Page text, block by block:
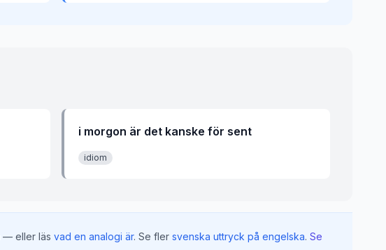
i morgon är det kanske för sent
idiom
— eller läs vad en analogi är. Se fler svenska uttryck på engelska. Se